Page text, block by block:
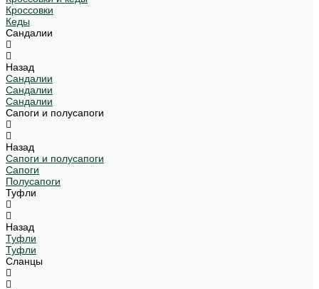
Кроссовки
Кеды
Сандалии
Назад
Сандалии
Сандалии
Сандалии
Сапоги и полусапоги
Назад
Сапоги и полусапоги
Сапоги
Полусапоги
Туфли
Назад
Туфли
Туфли
Сланцы